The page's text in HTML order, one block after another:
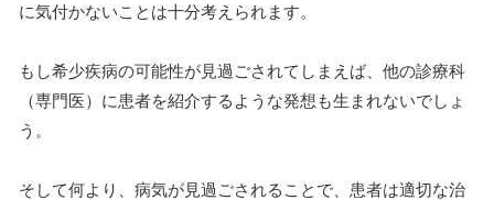
に気付かないことは十分考えられます。
もし希少疾病の可能性が見過ごされてしまえば、他の診療科
（専門医）に患者を紹介するような発想も生まれないでしょ
う。
そして何より、病気が見過ごされることで、患者は適切な治